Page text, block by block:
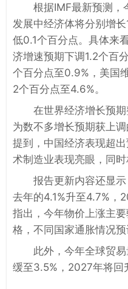
根据IMF最新预测，
发展中经济体将分别增
低0.1个百分点。具体来
济增速预期下调1.2个百
个百分点至0.9%，美国
2个百分点至4.6%。
在世界经济增长预
为数不多增长预期获上
提到，中国经济表现超
术制造业表现亮眼，同时
报告更新内容还显
去年的4.1%升至4.7%，
指出，今年物价上涨主
格，不同国家通胀情况预
此外，今年全球贸
缓至3.5%，2027年将回